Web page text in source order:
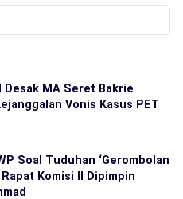
Desak MA Seret Bakrie
Vonis Kasus PET
Soal Tuduhan ‘Gerombolan
Komisi II Dipimpin